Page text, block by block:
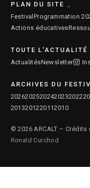
PLAN DU SITE
Festival Programmation
Actions éducatives
TOUTE L'ACTUALITÉ
ActualitésNewsletter
ARCHIVES DU
20262025202420232022
2013201220112010
© 2026 ARCALT – Crédits
Ronald Curchod